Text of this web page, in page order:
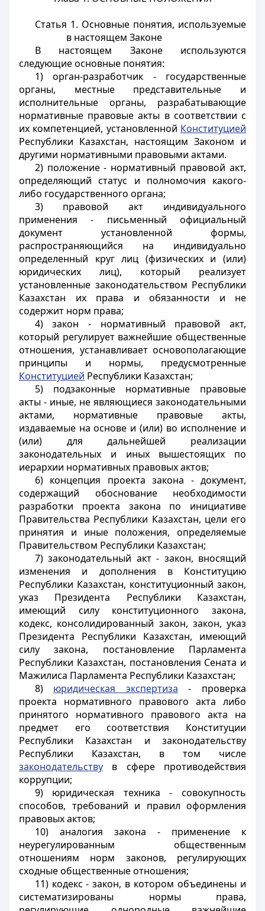
Статья 1. Основные понятия, используемые
в настоящем Законе
В настоящем Законе используются
следующие основные понятия:
1) орган-разработчик - государственные
органы, местные представительные и
исполнительные органы, разрабатывающие
нормативные правовые акты в соответствии с
их компетенцией, установленной Конституцией
Республики Казахстан, настоящим Законом и
другими нормативными правовыми актами.
2) положение - нормативный правовой акт,
определяющий статус и полномочия какого-
либо государственного органа;
3) правовой акт индивидуального
применения - письменный официальный
документ установленной формы,
распространяющийся на индивидуально
определенный круг лиц (физических и (или)
юридических лиц), который реализует
установленные законодательством Республики
Казахстан их права и обязанности и не
содержит норм права;
4) закон - нормативный правовой акт,
который регулирует важнейшие общественные
отношения, устанавливает основополагающие
принципы и нормы, предусмотренные
Конституцией Республики Казахстан;
5) подзаконные нормативные правовые
акты - иные, не являющиеся законодательными
актами, нормативные правовые акты,
издаваемые на основе и (или) во исполнение и
(или) для дальнейшей реализации
законодательных и иных вышестоящих по
иерархии нормативных правовых актов;
6) концепция проекта закона - документ,
содержащий обоснование необходимости
разработки проекта закона по инициативе
Правительства Республики Казахстан, цели его
принятия и иные положения, определяемые
Правительством Республики Казахстан;
7) законодательный акт - закон, вносящий
изменения и дополнения в Конституцию
Республики Казахстан, конституционный закон,
указ Президента Республики Казахстан,
имеющий силу конституционного закона,
кодекс, консолидированный закон, закон, указ
Президента Республики Казахстан, имеющий
силу закона, постановление Парламента
Республики Казахстан, постановления Сената и
Мажилиса Парламента Республики Казахстан;
8) юридическая экспертиза - проверка
проекта нормативного правового акта либо
принятого нормативного правового акта на
предмет его соответствия Конституции
Республики Казахстан и законодательству
Республики Казахстан, в том числе
законодательству в сфере противодействия
коррупции;
9) юридическая техника - совокупность
способов, требований и правил оформления
правовых актов;
10) аналогия закона - применение к
неурегулированным общественным
отношениям норм законов, регулирующих
сходные общественные отношения;
11) кодекс - закон, в котором объединены и
систематизированы нормы права,